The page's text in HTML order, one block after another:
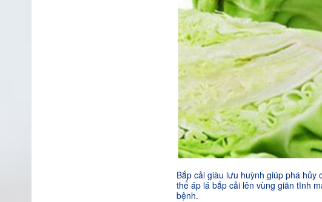
Bắp cải giàu lưu huỳnh giúp phá hủy
thể áp lá bắp cải lên vùng giãn tĩnh
bệnh.